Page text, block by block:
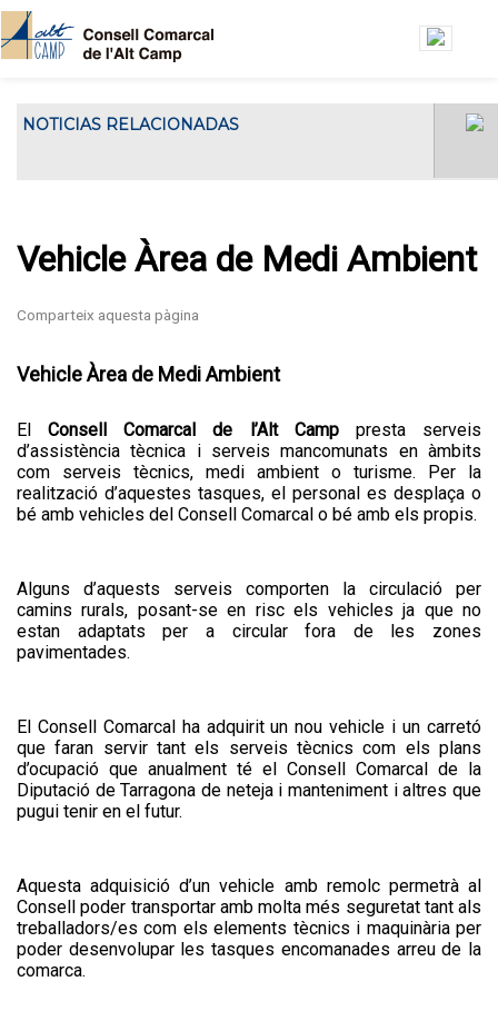
NOTICIAS RELACIONADAS
Comarcal
Servei de transport escolar
tarifat curs 2026-2027
A partir del dia 27 de juliol s'obrirà el...
El TROS FEST reuneix prop
La primera edició del TROS FEST –
Festival...
Vehicle Àrea de Medi Ambient
Vehicle Àrea de Medi Ambient
ElConsell Comarcal de l’Alt Camppresta serveis
d’assistència tècnica i serveis mancomunats en àmbits
com serveis tècnics, medi ambient o turisme. Per la
realització d’aquestes tasques, el personal es desplaça o
bé amb vehicles del Consell Comarcal o bé amb els propis.
Alguns d’aquests serveis comporten la circulació per
camins rurals, posant-se en risc els vehicles ja que no
estan adaptats per a circular fora de les zones
pavimentades.
El Consell Comarcal ha adquirit un nou vehicle i un carretó
que faran servir tant els serveis tècnics com els plans
d’ocupació que anualment té el Consell Comarcal de la
Diputació de Tarragona de neteja i manteniment i altres que
pugui tenir en el futur.
Aquesta adquisició d’un vehicle amb remolc permetrà al
Consell poder transportar amb molta més seguretat tant als
treballadors/es com els elements tècnics i maquinària per
poder desenvolupar les tasques encomanades arreu de la
comarca.